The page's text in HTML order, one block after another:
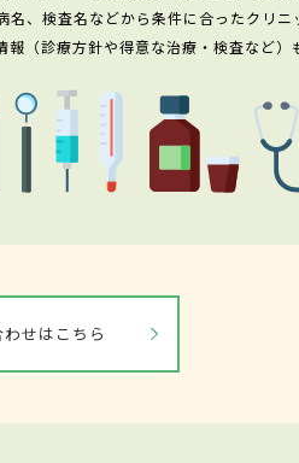
、検査名などから条件に合ったクリニ
（診療方針や得意な治療・検査など）
せはこちら